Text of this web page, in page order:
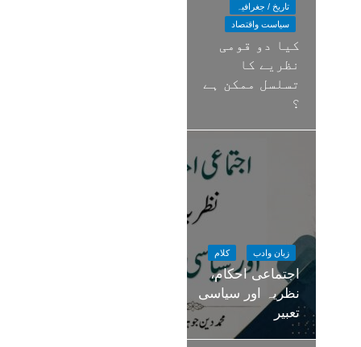
تاریخ / جغرافیہ
سیاست واقتصاد
کیا دو قومی
نظریے کا
تسلسل ممکن ہے
؟
زبان وادب کلام
اجتماعی احکام،
نظریہ اور سیاسی
تعبیر